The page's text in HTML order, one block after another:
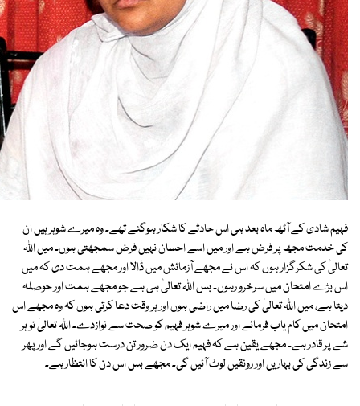
فہیم شادی کے آٹھ ماہ بعد ہی اس حادثے کا شکار ہوگئے تھے۔ وہ میرے شوہر ہیں ان
کی خدمت مجھ پر فرض ہے اور میں اسے احسان نہیں فرض سمجھتی ہوں۔ میں اﷲ
تعالیٰ کی شکرگزار ہوں کہ اس نے مجھے آزمائش میں ڈالا اور مجھے ہمت دی کہ میں
اس بڑے امتحان میں سرخرو رہوں۔ بس اﷲ تعالیٰ ہی ہے جو مجھے ہمت اور حوصلہ
دیتا ہے، میں اﷲ تعالیٰ کی رضا میں راضی ہوں اور ہر وقت دعا کرتی ہوں کہ وہ مجھے اس
امتحان میں کام یاب فرمائے اور میرے شوہر فہیم کو صحت سے نوازدے۔ اﷲ تعالیٰ تو ہر
شے پر قادر ہے۔ مجھے یقین ہے کہ فہیم ایک دن ضرور تن درست ہوجائیں گے اور پھر
سے زندگی کی بہاریں اور رونقیں لوٹ آئیں گی۔ مجھے بس اس دن کا انتظار ہے۔